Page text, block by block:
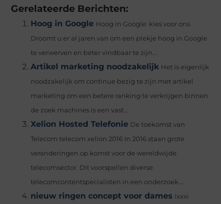
Gerelateerde Berichten:
Hoog in Google Hoog in Google: kies voor ons
Droomt u er al jaren van om een plekje hoog in Google
te verwerven en beter vindbaar te zijn...
Artikel marketing noodzakelijk Het is eigenlijk
noodzakelijk om continue bezig te zijn met artikel
marketing om een betere ranking te verkrijgen binnen
de zoek machines is een vast...
Xelion Hosted Telefonie De toekomst van
Telecom telecom xelion 2016 In 2016 staan grote
veranderingen op komst voor de wereldwijde
telecomsector. Dit voorspellen diverse
telecomcontentspecialisten in een onderzoek....
nieuw ringen concept voor dames Ixxxi